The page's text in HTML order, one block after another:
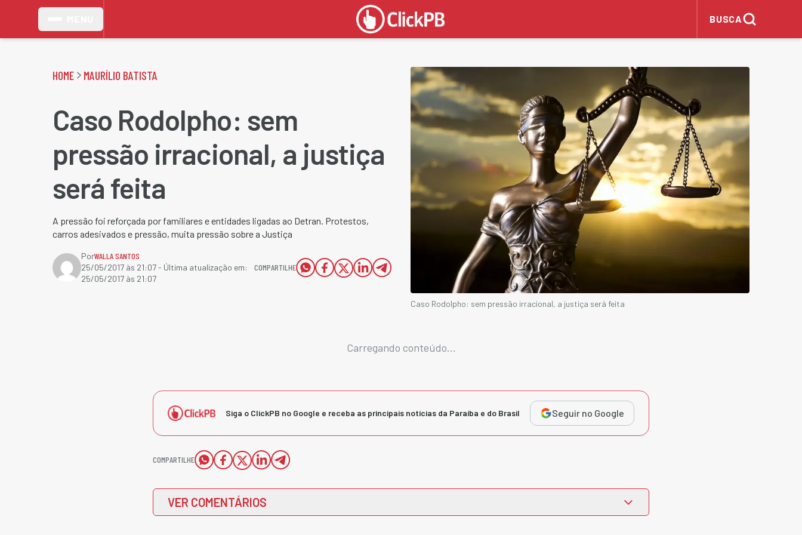
BUSCA
HOME MAURÍLIO BATISTA
Caso Rodolpho: sem
pressão irracional, a justiça
será feita
A pressão foi reforçada por familiares e entidades ligadas ao Detran. Protestos,
carros adesivados e pressão, muita pressão sobre a Justiça
PorWALLA SANTOS
25/05/2017 às 21:07- Última atualização em:
25/05/2017 às 21:07
COMPARTILHE
Caso Rodolpho: sem pressão irracional, a justiça será feita
Carregando conteúdo...
Siga o ClickPB no Google e receba as principais notícias da Paraíba e do Brasil Seguir no Google
COMPARTILHE
VER COMENTÁRIOS